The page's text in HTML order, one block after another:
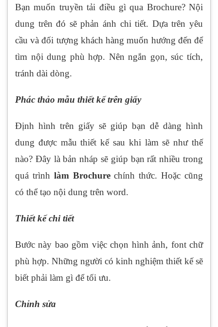
Bạn muốn truyền tải điều gì qua Brochure? Nội
dung trên đó sẽ phản ánh chi tiết. Dựa trên yêu
cầu và đối tượng khách hàng muốn hướng đến để
tìm nội dung phù hợp. Nên ngắn gọn, súc tích,
tránh dài dòng.
Phác thảo mẫu thiết kế trên giấy
Định hình trên giấy sẽ giúp bạn dễ dàng hình
dung được mẫu thiết kế sau khi làm sẽ như thế
nào? Đây là bản nháp sẽ giúp bạn rất nhiều trong
quá trình làm Brochurechính thức. Hoặc cũng
có thể tạo nội dung trên word.
Thiết kế chi tiết
Bước này bao gồm việc chọn hình ảnh, font chữ
phù hợp. Những người có kinh nghiệm thiết kế sẽ
biết phải làm gì để tối ưu.
Chỉnh sửa